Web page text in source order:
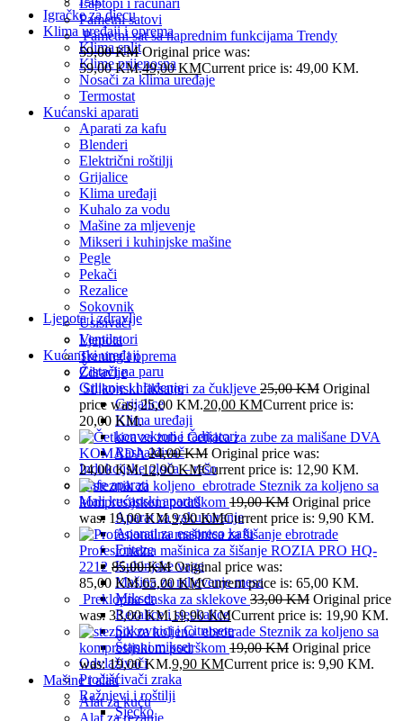
Igračke za djecu
Klima uređaji i oprema
Klima split
Klime prijenosna
Nosači za klima uređaje
Termostat
Kućanski aparati
Aparati za kafu
Blenderi
Električni roštilji
Grijalice
Klima uređaji
Kuhalo za vodu
Mašine za mljevenje
Mikseri i kuhinjske mašine
Pegle
Pekači
Rezalice
Sokovnik
Usisivači
Ventilatori
Kućanski uređaji
Čistači na paru
Grijanje i hlađenje
Grijalice
Klima uređaji
konvektori i radijatori
Rashalđivač
Indukcijske ploča – rešo
Kafe aparati
Mali kućanski aparati
Aparat za vakumiranje
Aparati za esspreso kafu
Friteze
Kuhinjske vage
Mašina za mljevenje mesa
Mikser
Rezalice i sjeckalice
Sokovnici i Citrusete
Štapni mikser
Odvlaživači
Pročišćivači zraka
Ražnjevi i roštilji
Sjecko
Laptopi i računari
Pametni satovi
Pametni sat sa naprednim funkcijama Trendy
59,00KM Original price was:
59,00 KM.49,00KMCurrent price is: 49,00 KM.
Ljepota i zdravlje
Ljepota
Trening i oprema
Zdravlje
Silikonski fiksatori za čukljeve 25,00KM Original
price was: 25,00 KM.20,00 KMCurrent price is:
20,00 KM.
Četkica za zube za mališane DVA
KOMADA24,00KM Original price was:
24,00 KM.12,90KMCurrent price is: 12,90 KM.
Steznik za koljeno sa
kompresijskom podrškom 19,00KM Original price
was: 19,00 KM.9,90KMCurrent price is: 9,90 KM.
Profesionalna mašinica za šišanje ROZIA PRO HQ-
2212 85,00KM Original price was:
85,00 KM.65,00KMCurrent price is: 65,00 KM.
Preklopna daska za sklekove 33,00KM Original price
was: 33,00 KM.19,90KMCurrent price is: 19,90 KM.
Steznik za koljeno sa
kompresijskom podrškom 19,00KM Original price
was: 19,00 KM.9,90 KMCurrent price is: 9,90 KM.
Mašine i alati
Alat za kuću
Alat za rezanje